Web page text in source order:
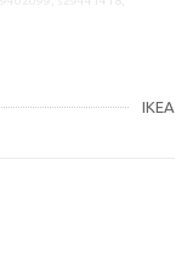
IKEA